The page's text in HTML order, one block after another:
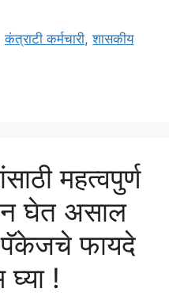
कंत्राटी कर्मचारी,शासकीय
महत्वपुर्ण
घेत असाल
फायदे
!